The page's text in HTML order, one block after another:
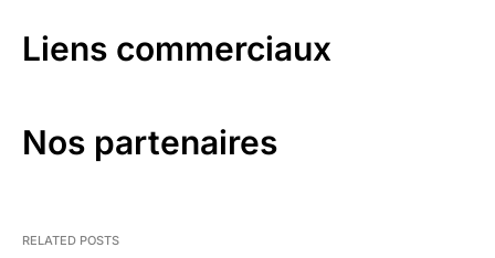
Liens commerciaux
Nos partenaires
RELATED POSTS